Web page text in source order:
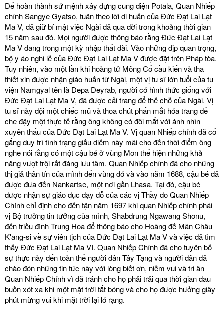
Để hoàn thành sứ mệnh xây dựng cung điện Potala, Quan Nhiếp
chính Sangye Gyatso, tuân theo lời di huấn của Đức Đạt Lai Lạt
Ma V, đã giữ bí mật việc Ngài đã qua đời trong khoảng thời gian
15 năm sau đó. Mọi người được thông báo rằng Đức Đạt Lai Lạt
Ma V đang trong một kỳ nhập thất dài. Vào những dịp quan trọng,
bộ y áo nghi lễ của Đức Đạt Lai Lạt Ma V được đặt trên Pháp tòa.
Tuy nhiên, vào một lần khi hoàng tử Mông Cổ cầu kiến và tha
thiết xin được nhận giáo huấn từ Ngài, một vị tu sĩ lớn tuổi của tu
viện Namgyal tên là Depa Deyrab, người có hình thức giống với
Đức Đạt Lai Lạt Ma V, đã được cải trang để thế chỗ của Ngài. Vị
tu sĩ này đội một chiếc mũ và thoa chút phấn mắt hóa trang để
che đậy một thực tế rằng ông không có đôi mắt với ánh nhìn
xuyên thấu của Đức Đạt Lai Lạt Ma V. Vị quan Nhiếp chính đã cố
gắng duy trì tình trạng giấu diếm này mãi cho đến thời điểm ông
nghe nói rằng có một cậu bé ở vùng Mon thể hiện những khả
năng vượt trội rất đáng lưu tâm. Quan Nhiếp chính đã cho những
thị giả thân tín của mình đến vùng đó và vào năm 1688, cậu bé đã
được đưa đến Nankartse, một nơi gần Lhasa. Tại đó, cậu bé
được nhận sự giáo dục dạy dỗ của các vị Thầy do Quan Nhiếp
Chính chỉ định cho đến tận năm 1697 khi quan Nhiếp chính phái
vị Bộ trưởng tin tưởng của mình, Shabdrung Ngawang Shonu,
đến triều đình Trung Hoa để thông báo cho Hoàng đế Mãn Châu
K'ang-si về sự viên tịch của Đức Đạt Lai Lạt Ma V và việc đã tìm
thấy Đức Đạt Lai Lạt Ma VI. Quan Nhiếp Chính đã cho tuyên bố
sự thực này đến toàn thể người dân Tây Tạng và người dân đã
chào đón những tin tức này với lòng biết ơn, niềm vui và tri ân
Quan Nhiếp Chính vì đã tránh cho họ phải trải qua thời gian đau
buồn xót xa khi một mặt trời tắt bóng và cho họ được hưởng giây
phút mừng vui khi mặt trời lại ló rạng.